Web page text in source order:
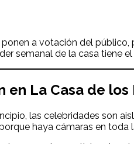
a votación del
semanal de la casa tiene
en La Casa de
las celebridades son
haya cámaras en toda